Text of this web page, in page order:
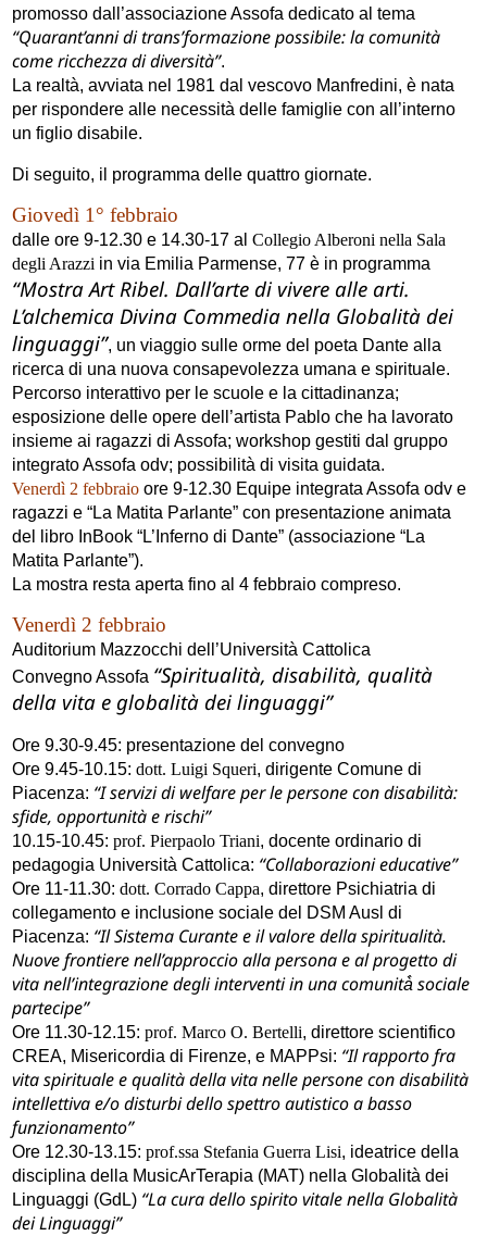
promosso dall’associazione Assofa dedicato al tema
“Quarant’anni di trans’formazione possibile: la comunità
come ricchezza di diversità”.
La realtà, avviata nel 1981 dal vescovo Manfredini, è nata
per rispondere alle necessità delle famiglie con all’interno
un figlio disabile.
Di seguito, il programma delle quattro giornate.
Giovedì 1° febbraio
dalle ore 9-12.30 e 14.30-17 alCollegio Alberoni nella Sala
degli Arazzi in via Emilia Parmense, 77 è in programma
“Mostra Art Ribel. Dall’arte di vivere alle arti.
L’alchemica Divina Commedia nella Globalità dei
linguaggi”, un viaggio sulle orme del poeta Dante alla
ricerca di una nuova consapevolezza umana e spirituale.
Percorso interattivo per le scuole e la cittadinanza;
esposizione delle opere dell’artista Pablo che ha lavorato
insieme ai ragazzi di Assofa; workshop gestiti dal gruppo
integrato Assofa odv; possibilità di visita guidata.
Venerdì 2 febbraioore 9-12.30 Equipe integrata Assofa odv e
ragazzi e “La Matita Parlante” con presentazione animata
del libro InBook “L’Inferno di Dante” (associazione “La
Matita Parlante”).
La mostra resta aperta fino al 4 febbraio compreso.
Venerdì 2 febbraio
Auditorium Mazzocchi dell’Università Cattolica
Convegno Assofa “Spiritualità, disabilità, qualità
della vita e globalità dei linguaggi”
Ore 9.30-9.45: presentazione del convegno
Ore 9.45-10.15:dott. Luigi Squeri, dirigente Comune di
Piacenza: “I servizi di welfare per le persone con disabilità:
sfide, opportunità e rischi”
10.15-10.45:prof. Pierpaolo Triani, docente ordinario di
pedagogia Università Cattolica: “Collaborazioni educative”
Ore 11-11.30:dott.Corrado Cappa, direttore Psichiatria di
collegamento e inclusione sociale del DSM Ausl di
Piacenza: “Il Sistema Curante e il valore della spiritualità.
Nuove frontiere nell’approccio alla persona e al progetto di
vita nell’integrazione degli interventi in una comunità̀ sociale
partecipe”
Ore 11.30-12.15:prof. Marco O. Bertelli, direttore scientifico
CREA, Misericordia di Firenze, e MAPPsi: “Il rapporto fra
vita spirituale e qualità della vita nelle persone con disabilità
intellettiva e/o disturbi dello spettro autistico a basso
funzionamento”
Ore 12.30-13.15:prof.ssa Stefania Guerra Lisi, ideatrice della
disciplina della MusicArTerapia (MAT) nella Globalità dei
Linguaggi (GdL) “La cura dello spirito vitale nella Globalità
dei Linguaggi”